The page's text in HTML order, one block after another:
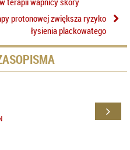
protonowej zwiększa ryzyko
łysienia plackowatego